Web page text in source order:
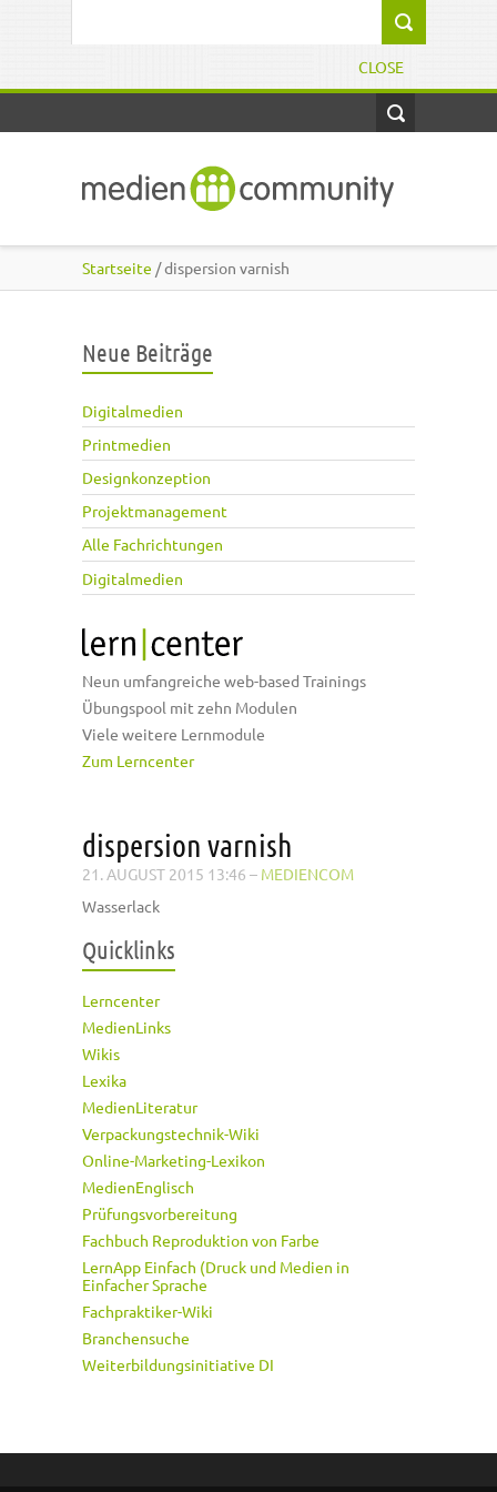
CLOSE
Startseite / dispersion varnish
Neue Beiträge
Digitalmedien
Printmedien
Designkonzeption
Projektmanagement
Alle Fachrichtungen
Digitalmedien
Neun umfangreiche web-based Trainings
Übungspool mit zehn Modulen
Viele weitere Lernmodule
Zum Lerncenter
dispersion varnish
21. AUGUST 2015 13:46 – MEDIENCOM
Wasserlack
Quicklinks
Lerncenter
MedienLinks
Wikis
Lexika
MedienLiteratur
Verpackungstechnik-Wiki
Online-Marketing-Lexikon
MedienEnglisch
Prüfungsvorbereitung
Fachbuch Reproduktion von Farbe
LernApp Einfach (Druck und Medien in
Einfacher Sprache
Fachpraktiker-Wiki
Branchensuche
Weiterbildungsinitiative DI